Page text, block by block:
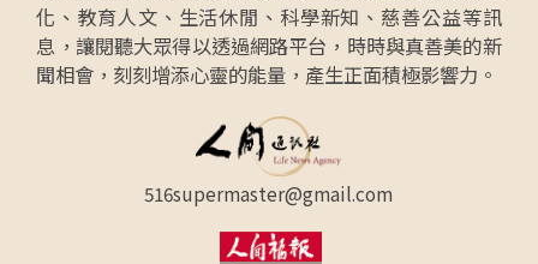
化、教育人文、生活休閒、科學新知、慈善公益等訊
息，讓閱聽大眾得以透過網路平台，時時與真善美的新
聞相會，刻刻增添心靈的能量，產生正面積極影響力。
516supermaster@gmail.com